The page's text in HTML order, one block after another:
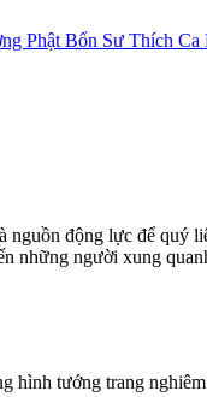
Phật Bổn Sư Thích
nguồn động lực để
những người xung
hình tướng trang